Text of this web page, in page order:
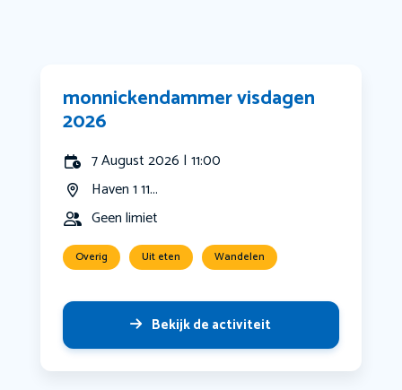
monnickendammer visdagen
2026
7 August 2026 | 11:00
Haven 1 11...
Geen limiet
Overig Uit eten Wandelen
Bekijk de activiteit